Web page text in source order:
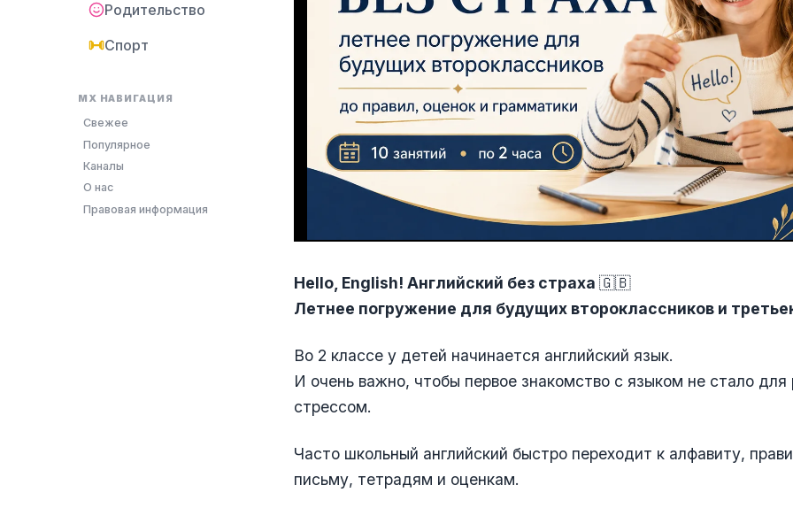
Родительство
Спорт
MX НАВИГАЦИЯ
Свежее
Популярное
Каналы
О нас
Правовая информация
Hello, English! Английский без страха 🇬🇧
Летнее погружение для будущих второклассников и
Во 2 классе у детей начинается английский язык.
И очень важно, чтобы первое знакомство с языком не стало для
стрессом.
Часто школьный английский быстро переходит к алфавиту,
письму, тетрадям и оценкам.